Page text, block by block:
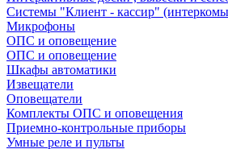
Системы "Клиент - кассир"
Микрофоны
ОПС и оповещение
ОПС и оповещение
Шкафы автоматики
Извещатели
Оповещатели
Комплекты ОПС и оповещения
Приемно-контрольные приборы
Умные реле и пульты